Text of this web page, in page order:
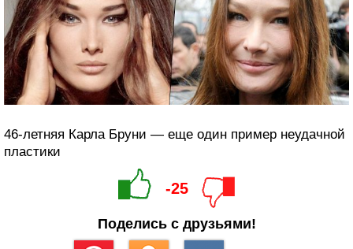
46-летняя Карла Бруни — еще один пример неудачной
пластики
-25
Поделись с друзьями!